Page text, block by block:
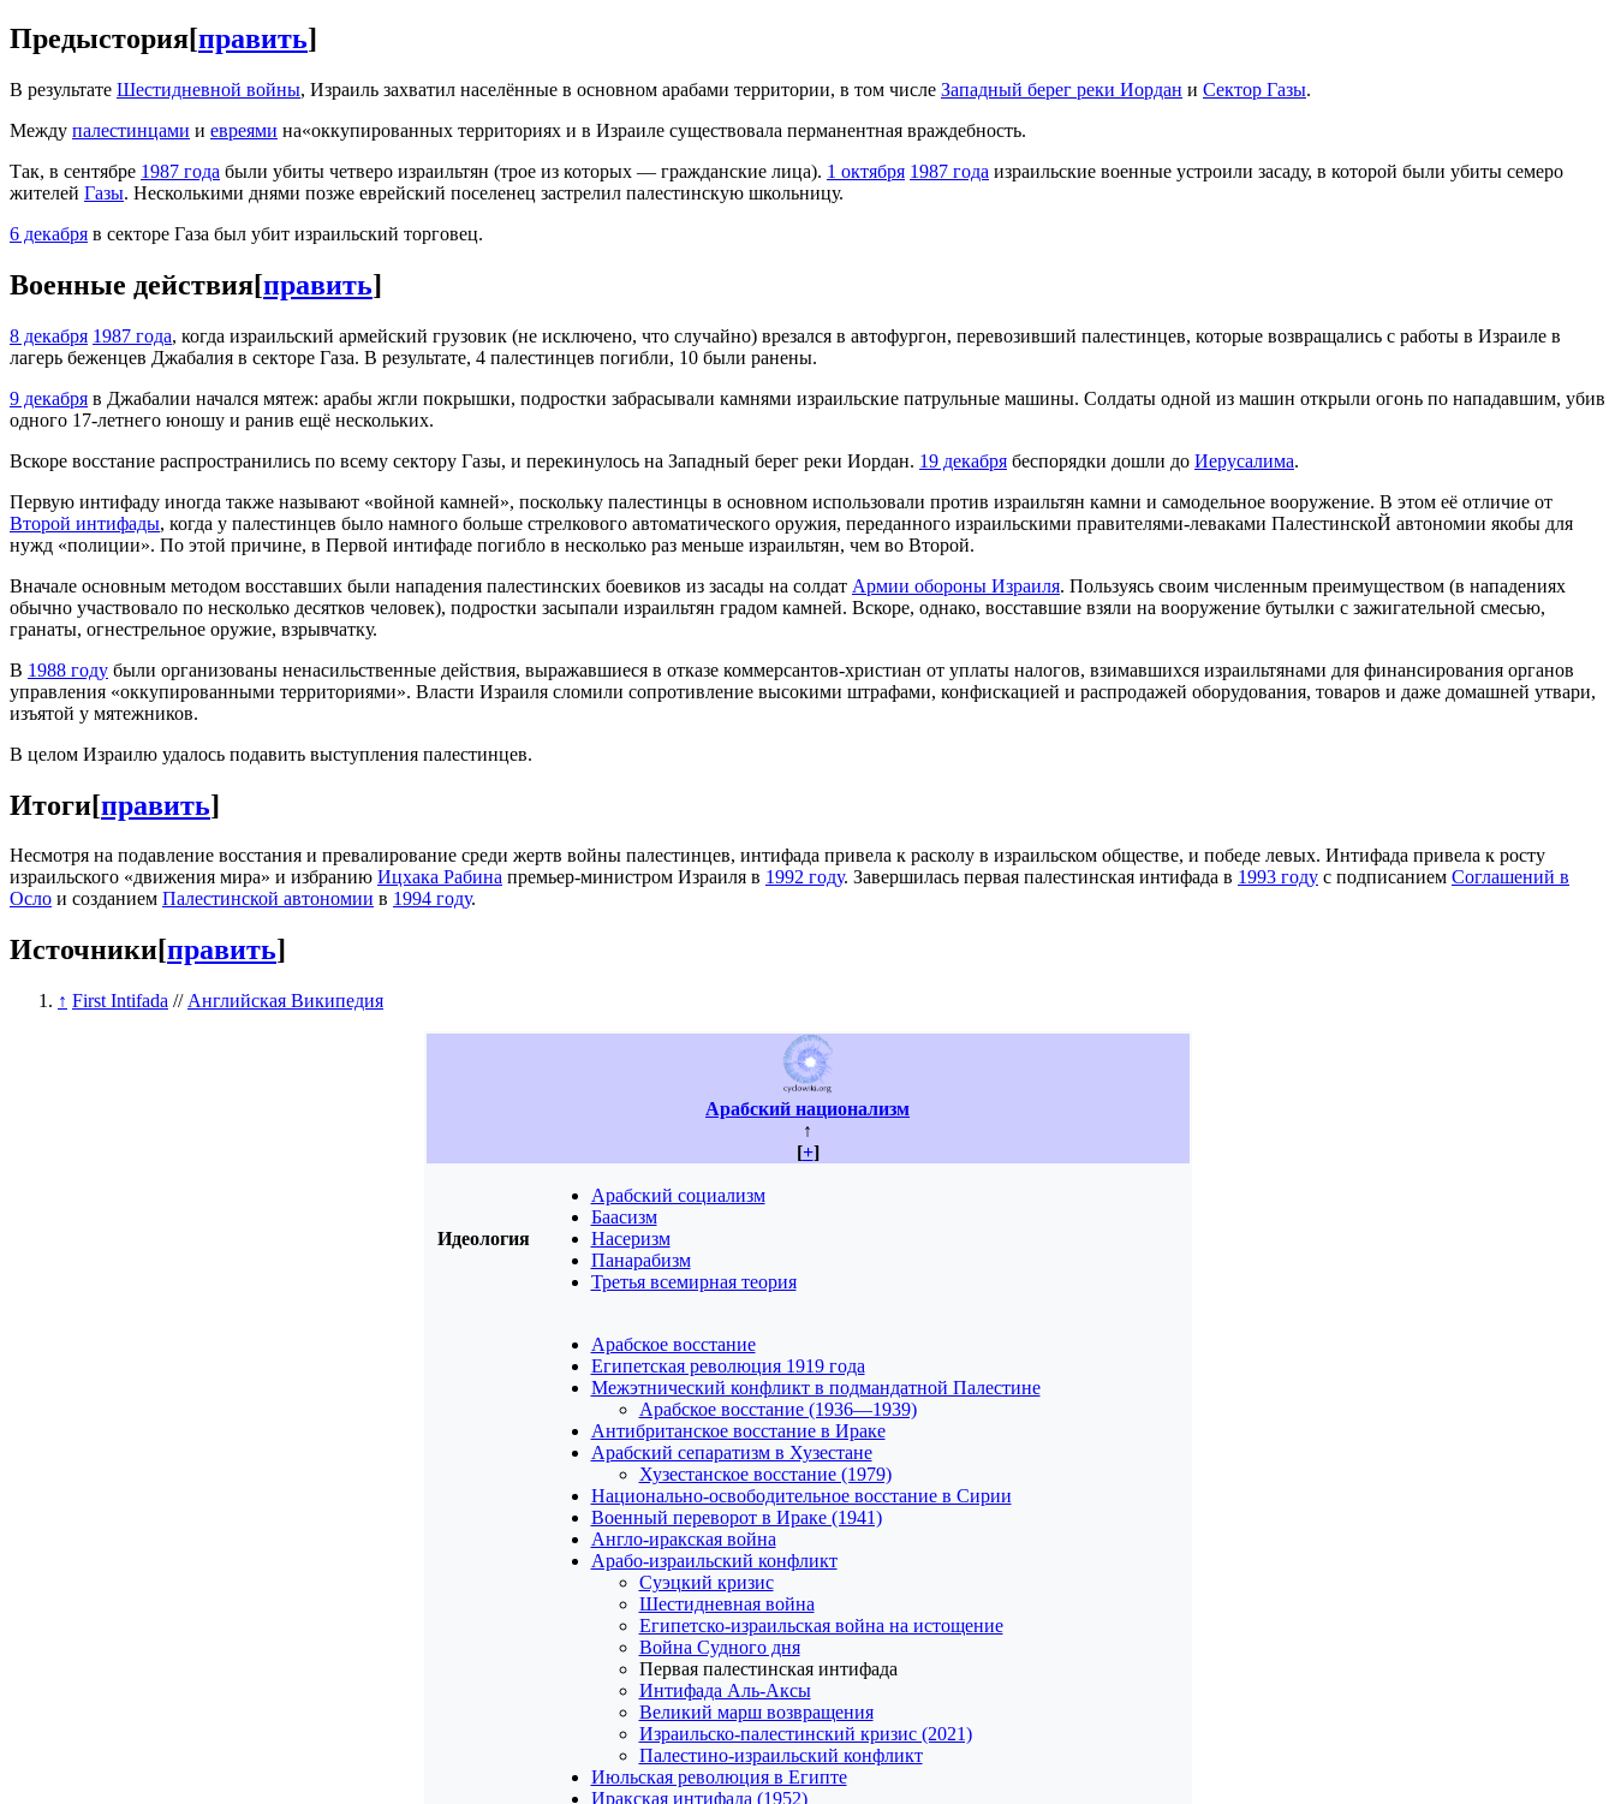
Предыстория[править]
В результате Шестидневной войны, Израиль захватил населённые в основном арабами территории, в том числе Западный берег реки Иордан и Сектор Газы.
Между палестинцами и евреями на«оккупированных территориях и в Израиле существовала перманентная враждебность.
Так, в сентябре 1987 года были убиты четверо израильтян (трое из которых — гражданские лица). 1 октября 1987 года израильские военные устроили засаду, в которой были убиты семеро
жителей Газы. Несколькими днями позже еврейский поселенец застрелил палестинскую школьницу.
6 декабря в секторе Газа был убит израильский торговец.
Военные действия[править]
8 декабря 1987 года, когда израильский армейский грузовик (не исключено, что случайно) врезался в автофургон, перевозивший палестинцев, которые возвращались с работы в Израиле в
лагерь беженцев Джабалия в секторе Газа. В результате, 4 палестинцев погибли, 10 были ранены.
9 декабря в Джабалии начался мятеж: арабы жгли покрышки, подростки забрасывали камнями израильские патрульные машины. Солдаты одной из машин открыли огонь по нападавшим, убив
одного 17-летнего юношу и ранив ещё нескольких.
Вскоре восстание распространились по всему сектору Газы, и перекинулось на Западный берег реки Иордан. 19 декабря беспорядки дошли до Иерусалима.
Первую интифаду иногда также называют «войной камней», поскольку палестинцы в основном использовали против израильтян камни и самодельное вооружение. В этом её отличие от
Второй интифады, когда у палестинцев было намного больше стрелкового автоматического оружия, переданного израильскими правителями-леваками ПалестинскоЙ автономии якобы для
нужд «полиции». По этой причине, в Первой интифаде погибло в несколько раз меньше израильтян, чем во Второй.
Вначале основным методом восставших были нападения палестинских боевиков из засады на солдат Армии обороны Израиля. Пользуясь своим численным преимуществом (в нападениях
обычно участвовало по несколько десятков человек), подростки засыпали израильтян градом камней. Вскоре, однако, восставшие взяли на вооружение бутылки с зажигательной смесью,
гранаты, огнестрельное оружие, взрывчатку.
В 1988 году были организованы ненасильственные действия, выражавшиеся в отказе коммерсантов-христиан от уплаты налогов, взимавшихся израильтянами для финансирования органов
управления «оккупированными территориями». Власти Израиля сломили сопротивление высокими штрафами, конфискацией и распродажей оборудования, товаров и даже домашней утвари,
изъятой у мятежников.
В целом Израилю удалось подавить выступления палестинцев.
Итоги[править]
Несмотря на подавление восстания и превалирование среди жертв войны палестинцев, интифада привела к расколу в израильском обществе, и победе левых. Интифада привела к росту
израильского «движения мира» и избранию Ицхака Рабина премьер-министром Израиля в 1992 году. Завершилась первая палестинская интифада в 1993 году с подписанием Соглашений в
Осло и созданием Палестинской автономии в 1994 году.
Источники[править]
↑ First Intifada // Английская Википедия
Арабский национализм
↑
[+]
Идеология
Арабский социализм
Баасизм
Насеризм
Панарабизм
Третья всемирная теория
Арабское восстание
Египетская революция 1919 года
Межэтнический конфликт в подмандатной Палестине
Арабское восстание (1936—1939)
Антибританское восстание в Ираке
Арабский сепаратизм в Хузестане
Хузестанское восстание (1979)
Национально-освободительное восстание в Сирии
Военный переворот в Ираке (1941)
Англо-иракская война
Арабо-израильский конфликт
Суэцкий кризис
Шестидневная война
Египетско-израильская война на истощение
Война Судного дня
Первая палестинская интифада
Интифада Аль-Аксы
Великий марш возвращения
Израильско-палестинский кризис (2021)
Палестино-израильский конфликт
Июльская революция в Египте
Иракская интифада (1952)